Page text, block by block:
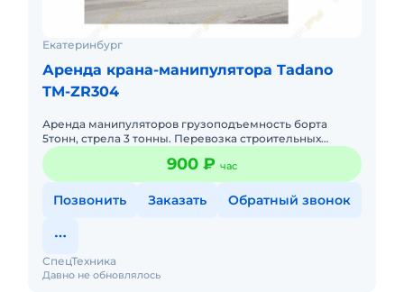
Екатеринбург
Аренда крана-манипулятора Tadano
TM-ZR304
Аренда манипуляторов грузоподъемность борта
5тонн, стрела 3 тонны. Перевозка строительных
материалов, бытовок, малогабаритной спецтехники.
Имеется монтажная люл900 ₽ час
Позвонить Заказать Обратный звонок
Давно не обновлялось
СпецТехника